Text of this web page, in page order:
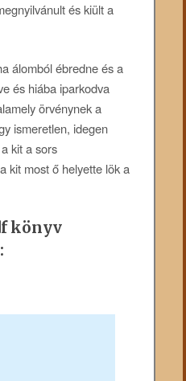
és kiült a
álomból ébredne és a
és hiába iparkodva
örvénynek a
ismeretlen, idegen
kit a sors
kit most ő helyette lök a
könyv